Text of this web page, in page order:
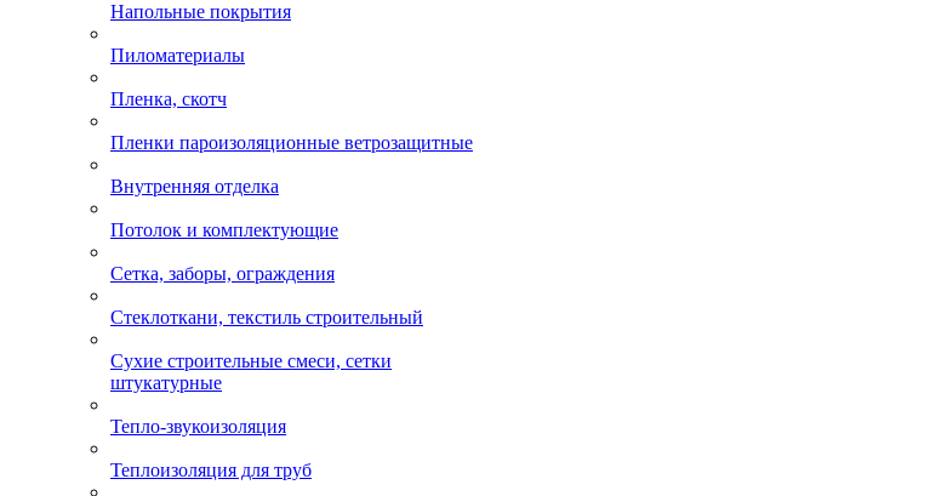
Напольные покрытия
Пиломатериалы
Пленка, скотч
Пленки пароизоляционные ветрозащитные
Внутренняя отделка
Потолок и комплектующие
Сетка, заборы, ограждения
Стеклоткани, текстиль строительный
Сухие строительные смеси, сетки
штукатурные
Тепло-звукоизоляция
Теплоизоляция для труб